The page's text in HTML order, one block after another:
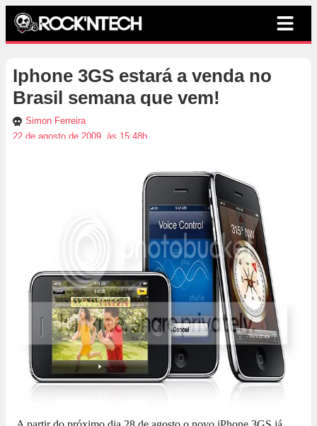
Iphone 3GS estará a venda no
Brasil semana que vem!
Simon Ferreira
22 de agosto de 2009, às 15:48h